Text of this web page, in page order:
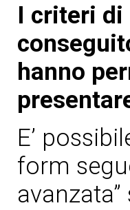
I criteri di
hanno
E’
form